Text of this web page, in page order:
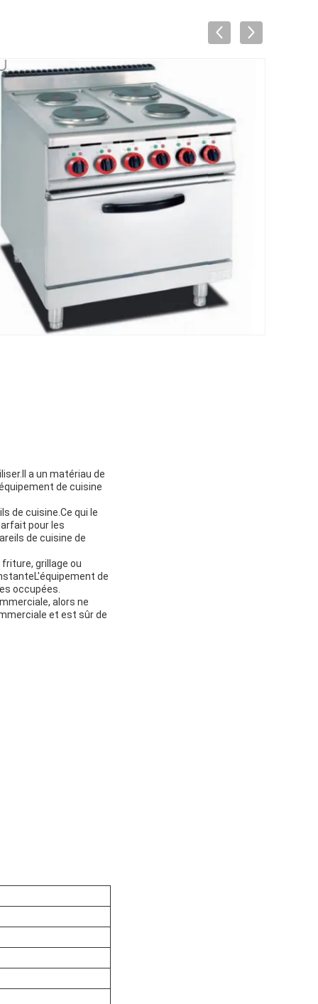
a un matériau de
de cuisine
de cuisine.Ce qui le
pour les
de cuisine de
grillage ou
de
occupées.
alors ne
et est sûr de